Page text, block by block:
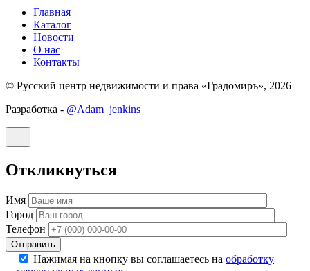
Главная
Каталог
Новости
О нас
Контакты
© Русский центр недвижимости и права «Градомиръ», 2026
Разработка - @Adam_jenkins
Откликнуться
Имя
Город
Телефон
Отправить
Нажимая на кнопку вы соглашаетесь на обработку